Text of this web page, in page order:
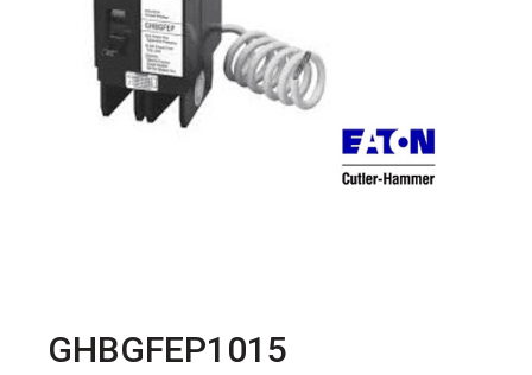
GHBGFEP1015